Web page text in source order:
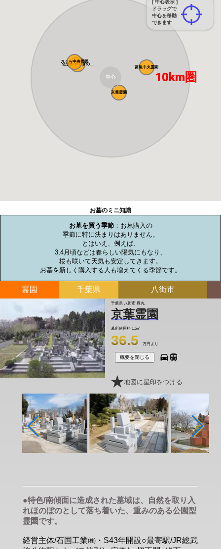
[ 中心表示 ]
ドラッグで
中心を移動
できます
京葉霊園
富里中央霊園
佐倉やすらぎの...
さくら中央霊園
中心 10km圏
お墓のミニ知識
お墓を買う季節：お墓購入の
季節に特に決まりはありません。
とはいえ、例えば、
3,4月頃などは春らしい陽気にもなり、
桜も咲いて天気も安定してきます。
お墓を新しく購入する人も増えてくる季節です。
霊園 千葉県 八街市
千葉県 八街市 雁丸
京葉霊園
墓所使用料 1.5㎡
36.5 万円より
概要を閉じる
地図に星印をつける
●特色/南傾面に造成された墓域は、自然を取り入
れほのぼのとして落ち着いた、重みのある公園型
霊園です。
経営主体/石国工業㈱・S43年開設○最寄駅/JR総武